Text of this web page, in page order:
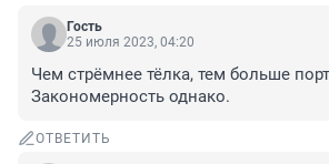
Гость
25 июля 2023, 04:20
Чем стрёмнее тёлка, тем больше
Закономерность однако.
ОТВЕТИТЬ